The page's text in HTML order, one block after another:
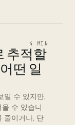
4 MIN
추적할
떤 일
일 수 있지만,
수 있습니
줄이거나, 단